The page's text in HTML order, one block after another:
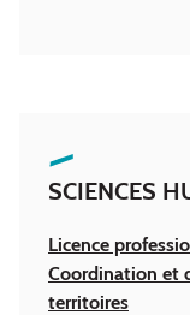
SCIENCES
Licence
Coordination et
territoires